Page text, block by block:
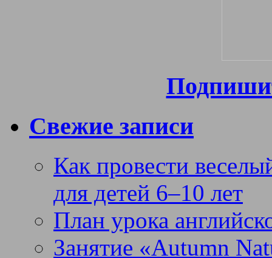
Свежие записи
Как провести
для детей 6–10 лет
План урока
Занятие «Autumn